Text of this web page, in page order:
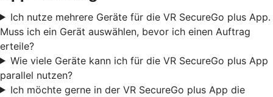
Ich nutze mehrere Geräte für die VR SecureGo plus App.
Muss ich ein Gerät auswählen, bevor ich einen Auftrag
erteile?
Wie viele Geräte kann ich für die VR SecureGo plus App
parallel nutzen?
Ich möchte gerne in der VR SecureGo plus App die